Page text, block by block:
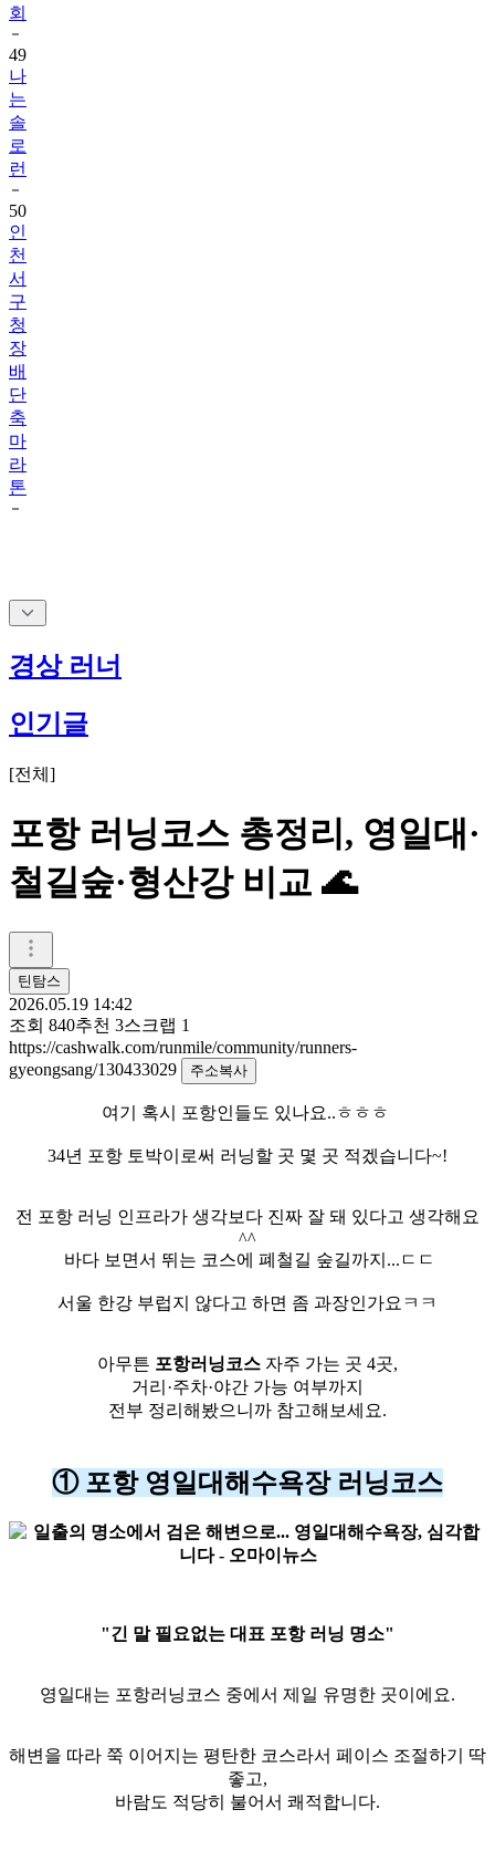
49
나
는
솔
로
런
50
인
천
서
구
청
장
배
단
축
마
라
톤
경상 러너
인기글
[전체 ]
포항 러닝코스 총정리, 영일대·
철길숲·형산강 비교 🌊
틴탐스
2026.05.19 14:42
조회 840추천 3스크랩 1
https://cashwalk.com/runmile/community/runners-
gyeongsang/130433029
주소복사
여기 혹시 포항인들도 있나요..ㅎㅎㅎ
34년 포항 토박이로써 러닝할 곳 몇 곳 적겠습니다~!
전 포항 러닝 인프라가 생각보다 진짜 잘 돼 있다고 생각해요
^^
바다 보면서 뛰는 코스에 폐철길 숲길까지...ㄷㄷ
서울 한강 부럽지 않다고 하면 좀 과장인가요ㅋㅋ
아무튼 포항러닝코스 자주 가는 곳 4곳,
거리·주차·야간 가능 여부까지
전부 정리해봤으니까 참고해보세요.
① 포항 영일대해수욕장 러닝코스
"긴 말 필요없는 대표 포항 러닝 명소"
영일대는 포항러닝코스 중에서 제일 유명한 곳이에요.
해변을 따라 쭉 이어지는 평탄한 코스라서 페이스 조절하기 딱
좋고,
바람도 적당히 불어서 쾌적합니다.